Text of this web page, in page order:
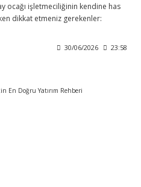
ocağı işletmeciliğinin kendine has
dikkat etmeniz gerekenler:
30/06/2026 23:58